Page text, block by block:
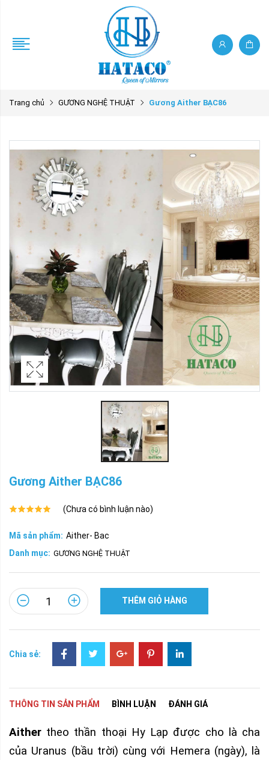
Trang chủ GƯƠNG NGHỆ THUẬT Gương Aither BẠC86
Gương Aither BẠC86
(Chưa có bình luận nào)
Mã sản phẩm: Aither- Bac
Danh mục: GƯƠNG NGHỆ THUẬT
THÊM GIỎ HÀNG
Chia sẻ:
THÔNG TIN SẢN PHẨM BÌNH LUẬN ĐÁNH GIÁ
Aither theo thần thoại Hy Lạp được cho là cha
của Uranus (bầu trời) cùng với Hemera (ngày), là